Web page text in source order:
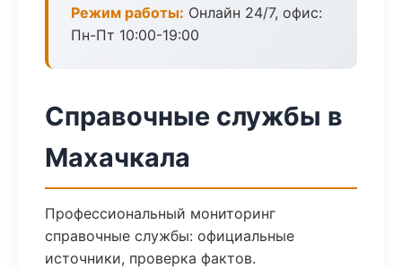
Режим работы: Онлайн 24/7, офис:
Пн-Пт 10:00-19:00
Справочные службы в
Махачкала
Профессиональный мониторинг
справочные службы: официальные
источники, проверка фактов.